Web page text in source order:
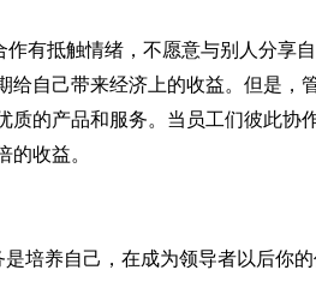
有抵触情绪，不愿意与别人分享自
自己带来经济上的收益。但是，
质的产品和服务。当员工们彼此协
收益。
培养自己，在成为领导者以后你